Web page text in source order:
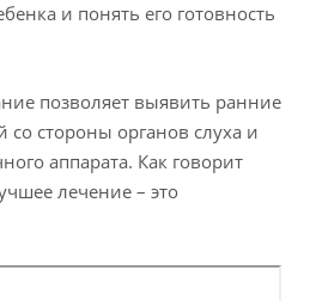
и понять его готовность
позволяет выявить ранние
со стороны органов слуха и
аппарата. Как говорит
лечение – это